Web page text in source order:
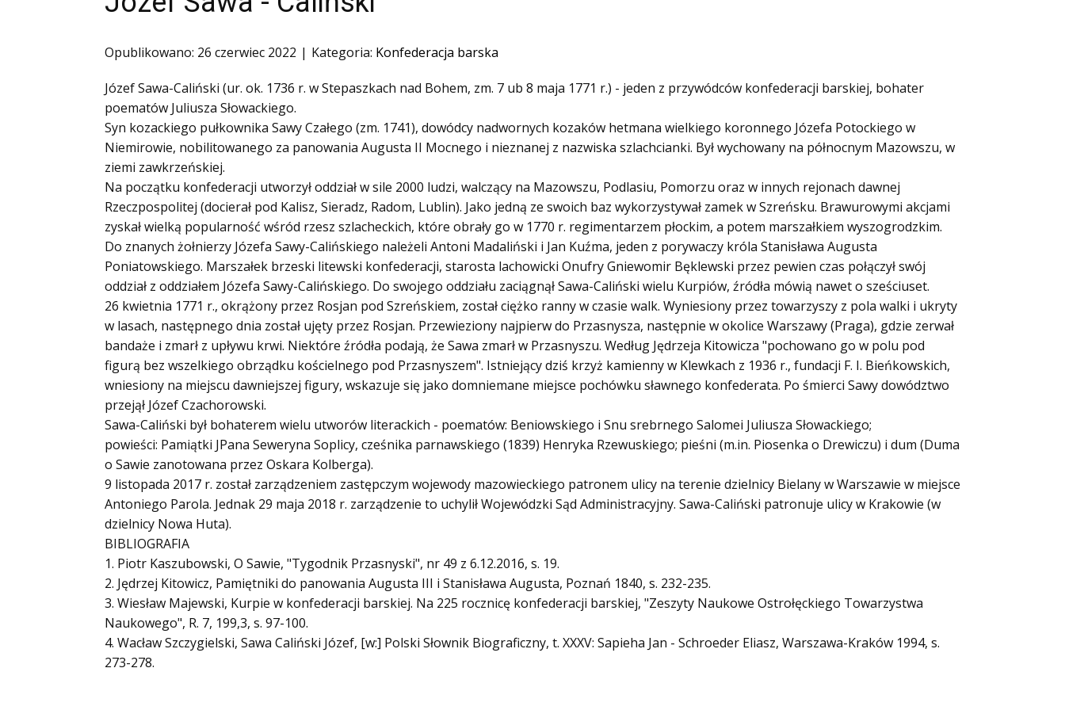
Ofiary zbrodni katyńskiej
Artyści
Badacze
Społecznicy
Opublikowano: 26 czerwiec 2022 Kategoria: Konfederacja barska
Józef Sawa-Caliński (ur. ok. 1736 r. w Stepaszkach nad Bohem, zm. 7 ub 8 maja 1771 r.) - jeden z przywódców konfederacji barskiej, bohater
poematów Juliusza Słowackiego.
Syn kozackiego pułkownika Sawy Czałego (zm. 1741), dowódcy nadwornych kozaków hetmana wielkiego koronnego Józefa Potockiego w
Niemirowie, nobilitowanego za panowania Augusta II Mocnego i nieznanej z nazwiska szlachcianki. Był wychowany na północnym Mazowszu, w
ziemi zawkrzeńskiej.
Na początku konfederacji utworzył oddział w sile 2000 ludzi, walczący na Mazowszu, Podlasiu, Pomorzu oraz w innych rejonach dawnej
Rzeczpospolitej (docierał pod Kalisz, Sieradz, Radom, Lublin). Jako jedną ze swoich baz wykorzystywał zamek w Szreńsku. Brawurowymi akcjami
zyskał wielką popularność wśród rzesz szlacheckich, które obrały go w 1770 r. regimentarzem płockim, a potem marszałkiem wyszogrodzkim.
Do znanych żołnierzy Józefa Sawy-Calińskiego należeli Antoni Madaliński i Jan Kuźma, jeden z porywaczy króla Stanisława Augusta
Poniatowskiego. Marszałek brzeski litewski konfederacji, starosta lachowicki Onufry Gniewomir Bęklewski przez pewien czas połączył swój
oddział z oddziałem Józefa Sawy-Calińskiego. Do swojego oddziału zaciągnął Sawa-Caliński wielu Kurpiów, źródła mówią nawet o sześciuset.
26 kwietnia 1771 r., okrążony przez Rosjan pod Szreńskiem, został ciężko ranny w czasie walk. Wyniesiony przez towarzyszy z pola walki i ukryty
w lasach, następnego dnia został ujęty przez Rosjan. Przewieziony najpierw do Przasnysza, następnie w okolice Warszawy (Praga), gdzie zerwał
bandaże i zmarł z upływu krwi. Niektóre źródła podają, że Sawa zmarł w Przasnyszu. Według Jędrzeja Kitowicza "pochowano go w polu pod
figurą bez wszelkiego obrządku kościelnego pod Przasnyszem". Istniejący dziś krzyż kamienny w Klewkach z 1936 r., fundacji F. I. Bieńkowskich,
wniesiony na miejscu dawniejszej figury, wskazuje się jako domniemane miejsce pochówku sławnego konfederata. Po śmierci Sawy dowództwo
przejął Józef Czachorowski.
Sawa-Caliński był bohaterem wielu utworów literackich - poematów: Beniowskiego i Snu srebrnego Salomei Juliusza Słowackiego;
powieści: Pamiątki JPana Seweryna Soplicy, cześnika parnawskiego (1839) Henryka Rzewuskiego; pieśni (m.in. Piosenka o Drewiczu) i dum (Duma
o Sawie zanotowana przez Oskara Kolberga).
9 listopada 2017 r. został zarządzeniem zastępczym wojewody mazowieckiego patronem ulicy na terenie dzielnicy Bielany w Warszawie w miejsce
Antoniego Parola. Jednak 29 maja 2018 r. zarządzenie to uchylił Wojewódzki Sąd Administracyjny. Sawa-Caliński patronuje ulicy w Krakowie (w
dzielnicy Nowa Huta).
BIBLIOGRAFIA
1. Piotr Kaszubowski, O Sawie, "Tygodnik Przasnyski", nr 49 z 6.12.2016, s. 19.
2. Jędrzej Kitowicz, Pamiętniki do panowania Augusta III i Stanisława Augusta, Poznań 1840, s. 232-235.
3. Wiesław Majewski, Kurpie w konfederacji barskiej. Na 225 rocznicę konfederacji barskiej, "Zeszyty Naukowe Ostrołęckiego Towarzystwa
Naukowego", R. 7, 199,3, s. 97-100.
4. Wacław Szczygielski, Sawa Caliński Józef, [w:] Polski Słownik Biograficzny, t. XXXV: Sapieha Jan - Schroeder Eliasz, Warszawa-Kraków 1994, s.
273-278.